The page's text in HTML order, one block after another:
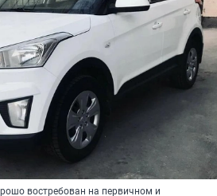
востребован на первичном и